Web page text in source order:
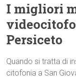
I migliori
Persiceto
Quando si tratta di
citofonia a San